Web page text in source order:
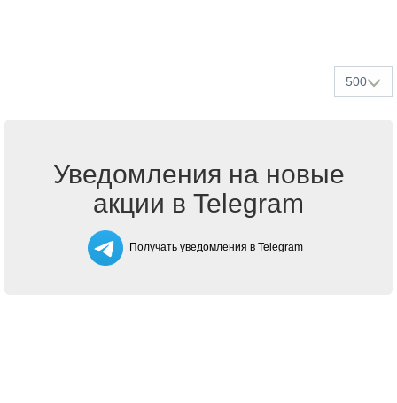
500
Уведомления на новые
акции в Telegram
Получать уведомления в Telegram